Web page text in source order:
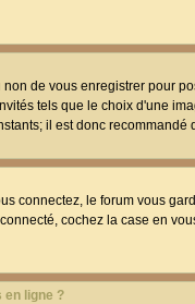
de vous enregistrer pour
tels que le choix d'une
il est donc recommandé
connectez, le forum vous
cochez la case en
en ligne ?